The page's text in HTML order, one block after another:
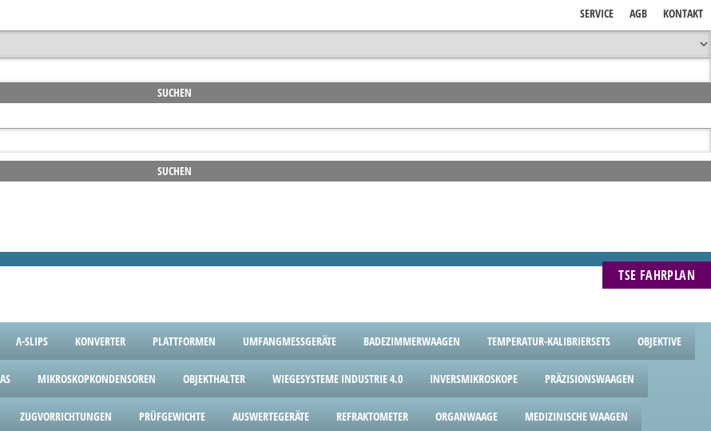
KONTAKT
AGB
SERVICE
TSE FAHRPLAN
Λ-SLIPS KONVERTER PLATTFORMEN UMFANGMESSGERÄTE BADEZIMMERWAAGEN TEMPERATUR-KALIBRIERSETS OBJEKTIVE
MIKROSKOPKONDENSOREN OBJEKTHALTER WIEGESYSTEME INDUSTRIE 4.0 INVERSMIKROSKOPE PRÄZISIONSWAAGEN
ZUGVORRICHTUNGEN PRÜFGEWICHTE AUSWERTEGERÄTE REFRAKTOMETER ORGANWAAGE MEDIZINISCHE WAAGEN